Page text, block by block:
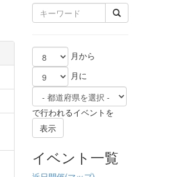
月から
月に
で行われるイベントを
表示
イベント一覧